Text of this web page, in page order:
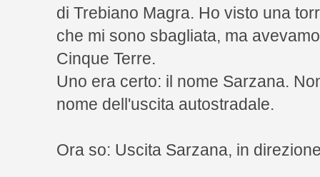
di Trebiano Magra. Ho visto una
che mi sono sbagliata, ma
Cinque Terre.
Uno era certo: il nome Sarzana.
nome dell'uscita autostradale.
Ora so: Uscita Sarzana, in